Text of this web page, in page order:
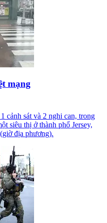
mạng
cảnh sát và 2 nghi can, trong
siêu thị ở thành phố Jersey,
địa phương).